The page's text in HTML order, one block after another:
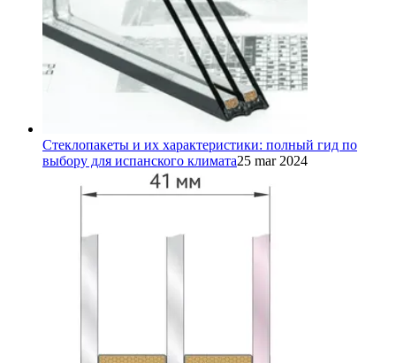
Стеклопакеты и их характеристики: полный гид по
выбору для испанского климата25 mar 2024